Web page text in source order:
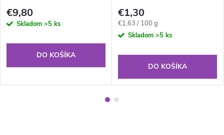
€9,80
Skladom >5 ks
DO KOŠÍKA
€1,30
Jednotková
cena:
€1,63 / 100 g
Skladom >5 ks
DO KOŠÍKA